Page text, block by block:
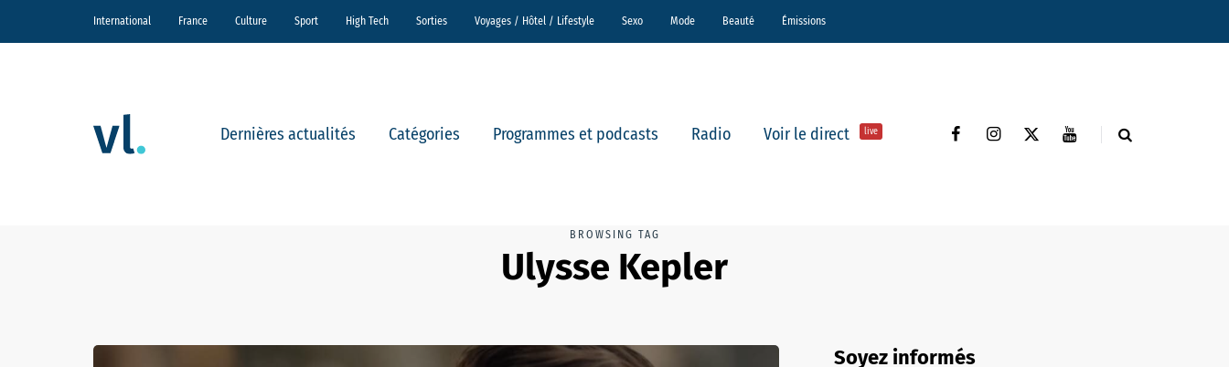
International France Culture Sport High Tech Sorties Voyages / Hôtel / Lifestyle Sexo Mode Beauté Émissions
Dernières actualités Catégories Programmes et podcasts Radio Voir le direct live
BROWSING TAG
Ulysse Kepler
Soyez informés